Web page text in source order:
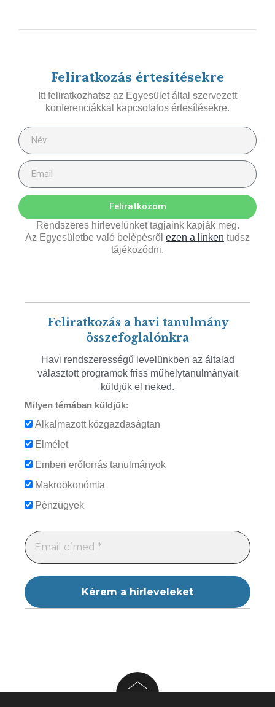
Feliratkozás értesítésekre
Itt feliratkozhatsz az Egyesület által szervezett
konferenciákkal kapcsolatos értesítésekre.
Feliratkozom
Rendszeres hírlevelünket tagjaink kapják meg.
Az Egyesületbe való belépésről ezen a linken tudsz
tájékozódni.
Feliratkozás a havi tanulmány
összefoglalónkra
Havi rendszerességű levelünkben az általad
választott programok friss műhelytanulmányait
küldjük el neked.
Milyen témában küldjük:
Alkalmazott közgazdaságtan
Elmélet
Emberi erőforrás tanulmányok
Makroökonómia
Pénzügyek